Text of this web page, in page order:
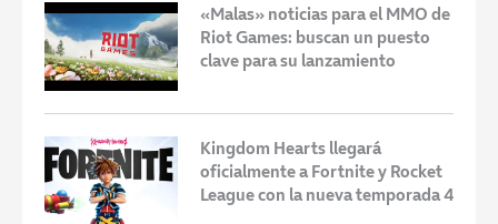
«Malas» noticias para el MMO de
Riot Games: buscan un puesto
clave para su lanzamiento
Kingdom Hearts llegará
oficialmente a Fortnite y Rocket
League con la nueva temporada 4